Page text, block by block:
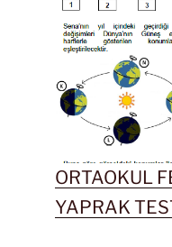
ORTAOKUL
YAPRAK